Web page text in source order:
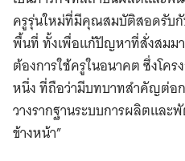
ครูรุ่นใหม่ที่มีคุณสมบัติสอดรับ
พื้นที่ ทั้งเพื่อแก้ปัญหาที่สั่งสมม
ต้องการใช้ครูในอนาคต ซึ่งโค
หนึ่ง ที่ถือว่ามีบทบาทสำคัญต่อก
วางรากฐานระบบการผลิตและ
ข้างหน้า”